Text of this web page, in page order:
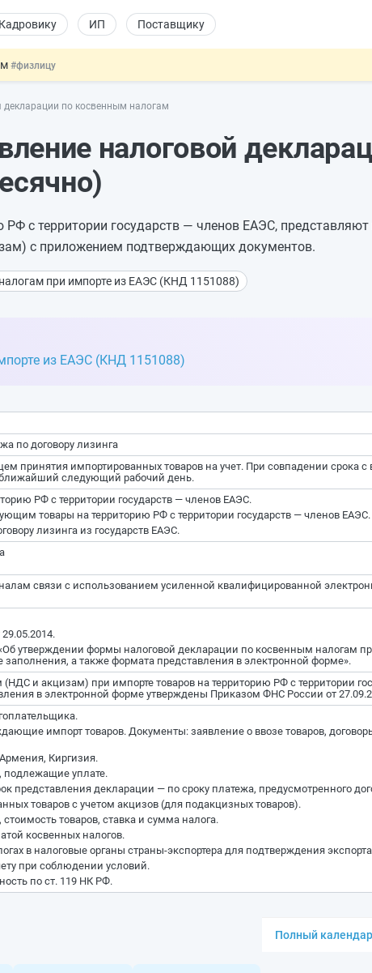
Кадровику ИП Поставщику
#физлицу
россиян для обучения ИИ#юристу
ГПХ-отношений #кадровику
по косвенным налогам
налоговой
с территории государств — членов ЕАЭС,
с приложением подтверждающих документов.
при импорте из ЕАЭС (КНД 1151088)
из ЕАЭС (КНД 1151088)
по договору лизинга
принятия импортированных товаров на учет. При совпадении срока
следующий рабочий день.
РФ с территории государств — членов ЕАЭС.
товары на территорию РФ с территории государств — членов ЕАЭС.
лизинга из государств ЕАЭС.
связи с использованием усиленной квалифицированной
утверждении формы налоговой декларации по косвенным налогам
заполнения, а также формата представления в электронной форме».
и акцизам) при импорте товаров на территорию РФ с территории
в электронной форме утверждены Приказом ФНС России от
импорт товаров. Документы: заявление о ввозе товаров,
Киргизия.
уплате.
представления декларации — по сроку платежа, предусмотренного
товаров с учетом акцизов (для подакцизных товаров).
товаров, ставка и сумма налога.
косвенных налогов.
в налоговые органы страны-экспортера для подтверждения
при соблюдении условий.
по ст. 119 НК РФ.
Полный